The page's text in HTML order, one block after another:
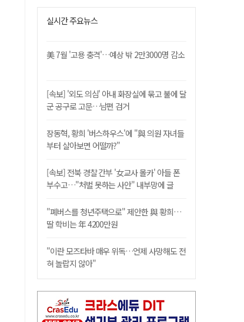
실시간 주요뉴스
美 7월 '고용 충격'…예상 밖 2만3000명 감소
[속보] '외도 의심' 아내 화장실에 묶고 불에 달
군 공구로 고문…남편 검거
장동혁, 황희 '버스하우스'에 "與 의원 자녀들
부터 살아보면 어떨까?"
[속보] 전북 경찰 간부 '女교사 몰카' 아들 폰
부수고…"처벌 못하는 사안" 내부망에 글
"폐버스를 청년주택으로" 제안한 與 황희…
딸 학비는 年 4200만원
"이란 모즈타바 매우 위독…언제 사망해도 전
혀 놀랍지 않아"